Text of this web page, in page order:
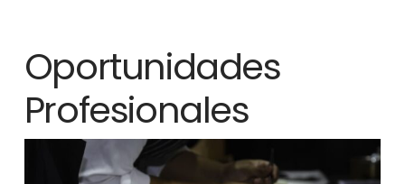
Oportunidades
Profesionales